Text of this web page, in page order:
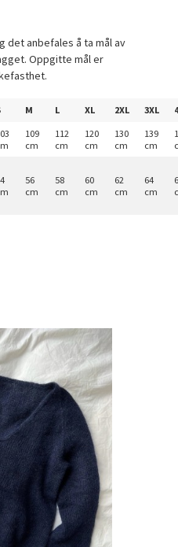
det anbefales å ta mål av
Oppgitte mål er
M L XL 2XL 3XL
109
cm
112
cm
120
cm
130
cm
139
cm
56
cm
58
cm
60
cm
62
cm
64
cm